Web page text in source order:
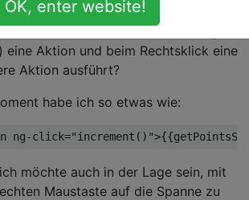
es eine Möglichkeit, ein Element so
dass es beim Linksklick (ng-
eine Aktion und beim Rechtsklick eine
Aktion ausführt?
habe ich so etwas wie:
ng-click="increment()">
möchte auch in der Lage sein, mit
Maustaste auf die Spanne zu
OK, enter website!